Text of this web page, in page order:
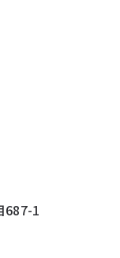
687-1